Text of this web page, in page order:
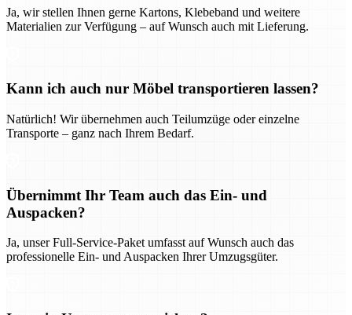
Ja, wir stellen Ihnen gerne Kartons, Klebeband und weitere
Materialien zur Verfügung – auf Wunsch auch mit Lieferung.
Kann ich auch nur Möbel transportieren lassen?
Natürlich! Wir übernehmen auch Teilumzüge oder einzelne
Transporte – ganz nach Ihrem Bedarf.
Übernimmt Ihr Team auch das Ein- und
Auspacken?
Ja, unser Full-Service-Paket umfasst auf Wunsch auch das
professionelle Ein- und Auspacken Ihrer Umzugsgüter.